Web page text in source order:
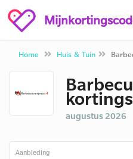
Home Huis & Tuin
augustus 2026
Aanbieding